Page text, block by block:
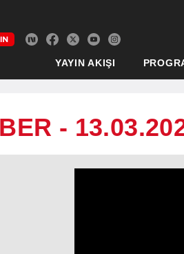
YAYIN AKIŞI
-